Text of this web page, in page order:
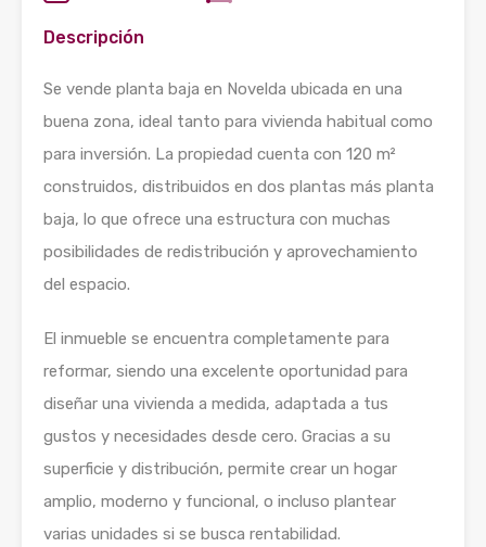
Descripción
Se vende planta baja en Novelda ubicada en una
buena zona, ideal tanto para vivienda habitual como
para inversión. La propiedad cuenta con 120 m²
construidos, distribuidos en dos plantas más planta
baja, lo que ofrece una estructura con muchas
posibilidades de redistribución y aprovechamiento
del espacio.
El inmueble se encuentra completamente para
reformar, siendo una excelente oportunidad para
diseñar una vivienda a medida, adaptada a tus
gustos y necesidades desde cero. Gracias a su
superficie y distribución, permite crear un hogar
amplio, moderno y funcional, o incluso plantear
varias unidades si se busca rentabilidad.